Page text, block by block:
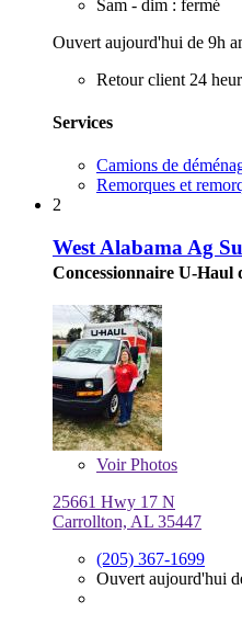
Sam - dim : fermé
Ouvert aujourd'hui de 9h
Retour client 24
Services
Camions de
Remorques et
2
West Alabama Ag
Concessionnaire U-Haul
VoirPhotos
25661 Hwy 17 N
Carrollton, AL 35447
(205) 367-1699
Ouvert aujourd'hui